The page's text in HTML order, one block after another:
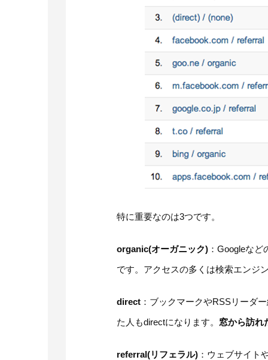
特に重要なのは3つです。
organic(オーガニック) ：Googleな
です。アクセスの多くは検索エンジ
direct ：ブックマークやRSSリーダ
た人もdirectになります。 窓から訪れ
referral(リフェラル) ：ウェブサイト